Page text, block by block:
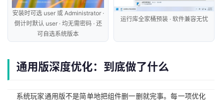
首
页
子
安装时可选 user 或 Administrator ·
倒计时默认 user · 均无需密码 · 还
可自选系统版本
运行库全家桶预装 · 软件兼容无忧
通用版深度优化：到底做了什么
系统玩家通用版不是简单地把组件删一删就完事。每一项优化